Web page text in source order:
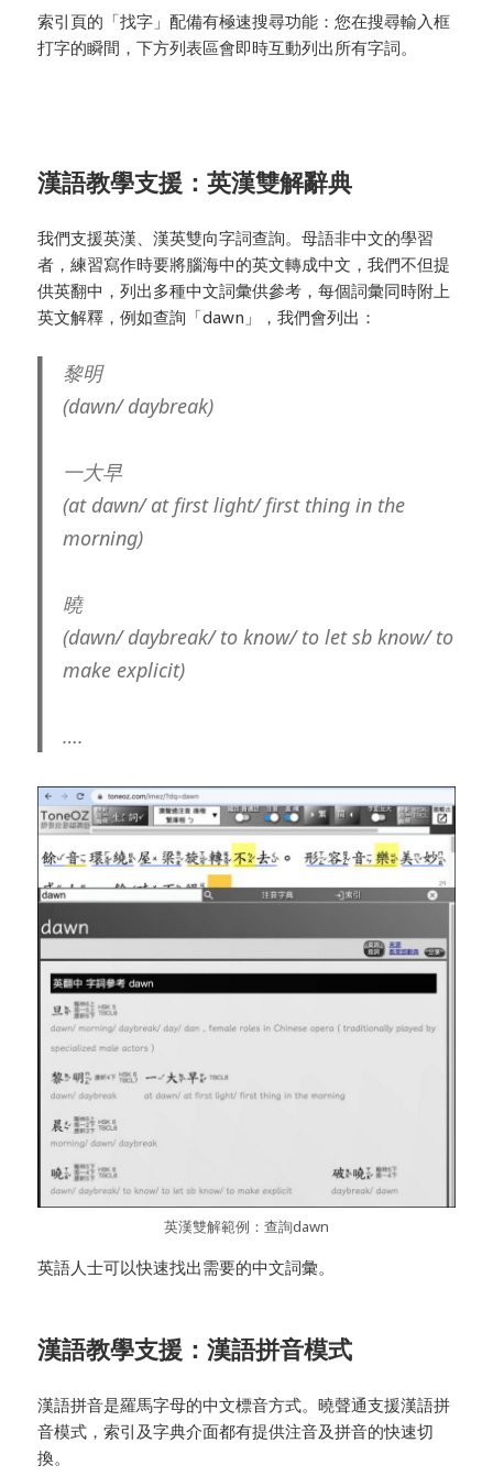
索引頁的「找字」配備有極速搜尋功能：您在搜尋輸入框
打字的瞬間，下方列表區會即時互動列出所有字詞。
漢語教學支援：英漢雙解辭典
我們支援英漢、漢英雙向字詞查詢。母語非中文的學習
者，練習寫作時要將腦海中的英文轉成中文，我們不但提
供英翻中，列出多種中文詞彙供參考，每個詞彙同時附上
英文解釋，例如查詢「dawn」，我們會列出：
黎明
(dawn/ daybreak)
一大早
(at dawn/ at first light/ first thing in the
morning)
曉
(dawn/ daybreak/ to know/ to let sb know/ to
make explicit)
….
英漢雙解範例：查詢dawn
英語人士可以快速找出需要的中文詞彙。
漢語教學支援：漢語拼音模式
漢語拼音是羅馬字母的中文標音方式。曉聲通支援漢語拼
音模式，索引及字典介面都有提供注音及拼音的快速切
換。